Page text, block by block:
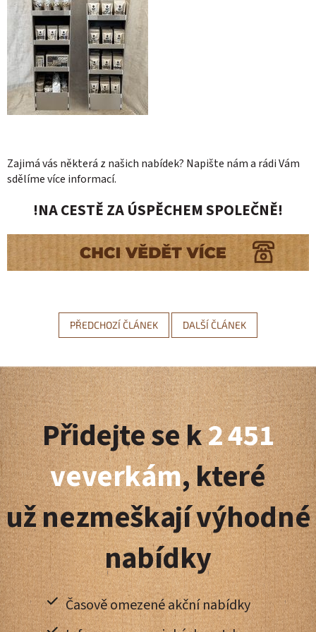
Zajimá vás některá z našich nabídek? Napište nám a rádi Vám
sdělíme více informací.
!NA CESTĚ ZA ÚSPĚCHEM SPOLEČNĚ!
PŘEDCHOZÍ ČLÁNEK DALŠÍ ČLÁNEK
Z
á
p
a
t
í
Přidejte se k2 451
veverkám, které
už nezmeškají výhodné
nabídky
Časově omezené akční nabídky